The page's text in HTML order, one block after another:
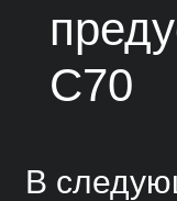
C70
В